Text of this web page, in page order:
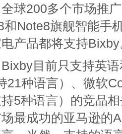
球200多个市场推
和Note8旗舰智能手
产品都将支持Bixby
目前只支持英
21种语言）、微软
5种语言）的竞品
最成功的亚马逊的